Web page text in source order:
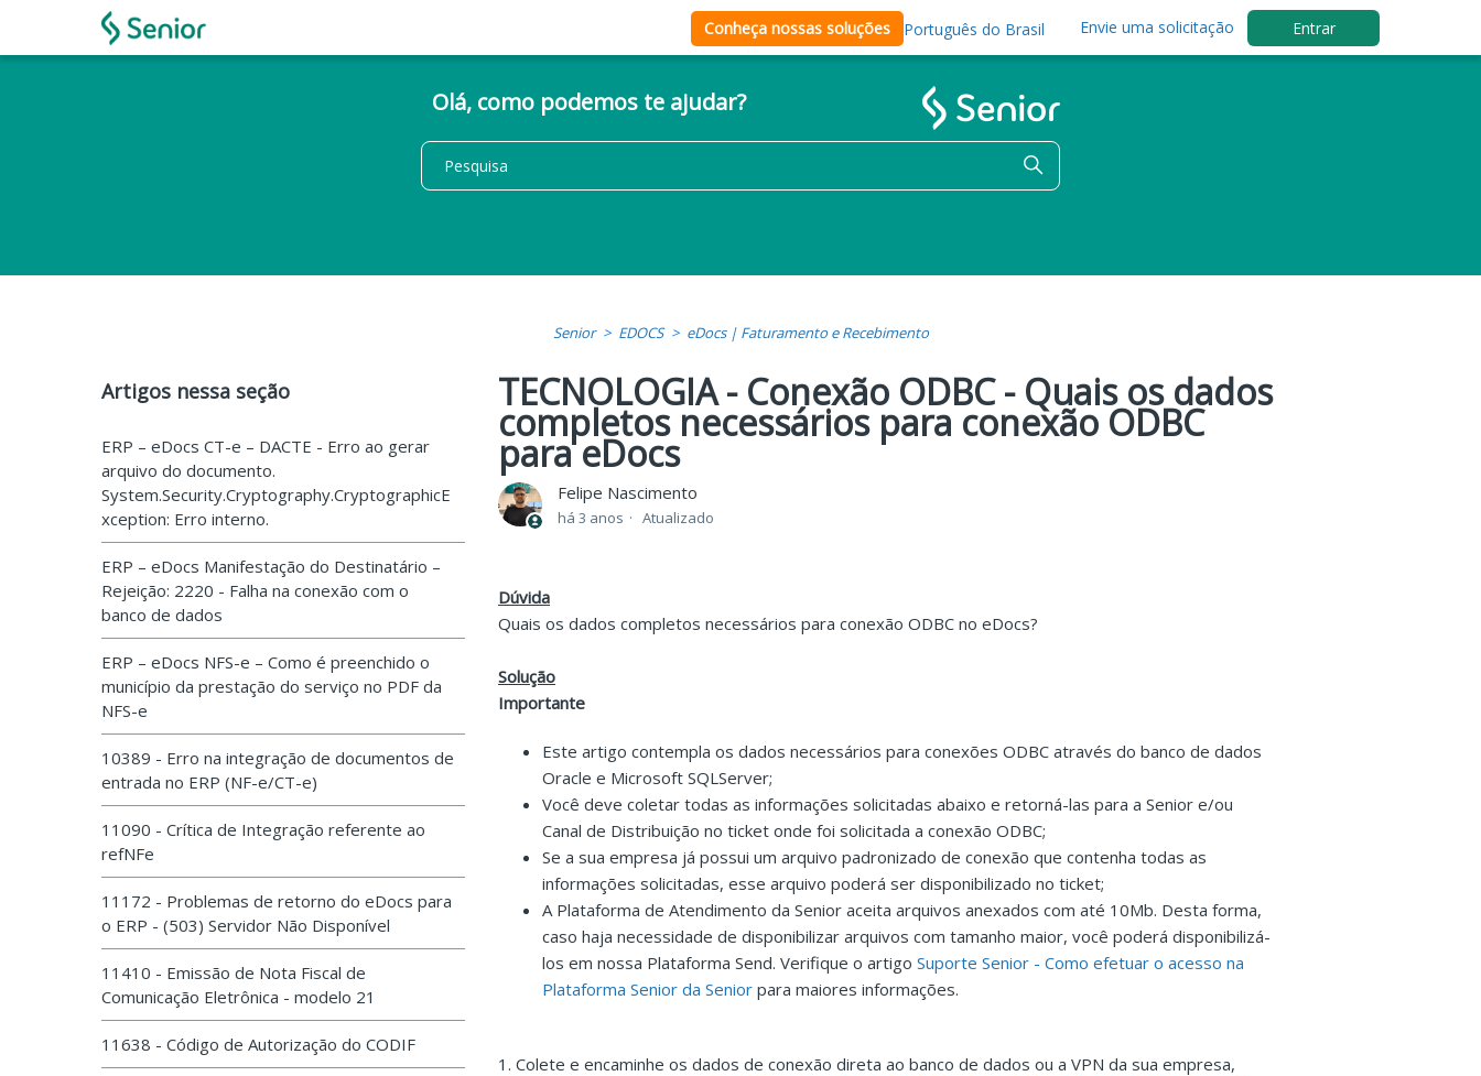
Conheça nossas soluções Português do Brasil Envie uma solicitação Entrar
Olá, como podemos te ajudar?
Senior EDOCS eDocs | Faturamento e Recebimento
Artigos nessa seção
ERP – eDocs CT-e – DACTE - Erro ao gerar
arquivo do documento.
System.Security.Cryptography.CryptographicE
xception: Erro interno.
ERP – eDocs Manifestação do Destinatário –
Rejeição: 2220 - Falha na conexão com o
banco de dados
ERP – eDocs NFS-e – Como é preenchido o
município da prestação do serviço no PDF da
NFS-e
10389 - Erro na integração de documentos de
entrada no ERP (NF-e/CT-e)
11090 - Crítica de Integração referente ao
refNFe
11172 - Problemas de retorno do eDocs para
o ERP - (503) Servidor Não Disponível
11410 - Emissão de Nota Fiscal de
Comunicação Eletrônica - modelo 21
11638 - Código de Autorização do CODIF
TECNOLOGIA - Conexão ODBC - Quais os dados
completos necessários para conexão ODBC
para eDocs
Felipe Nascimento
há 3 anos Atualizado
Dúvida
Quais os dados completos necessários para conexão ODBC no eDocs?
Solução
Importante
Este artigo contempla os dados necessários para conexões ODBC através do banco de dados
Oracle e Microsoft SQLServer;
Você deve coletar todas as informações solicitadas abaixo e retorná-las para a Senior e/ou
Canal de Distribuição no ticket onde foi solicitada a conexão ODBC;
Se a sua empresa já possui um arquivo padronizado de conexão que contenha todas as
informações solicitadas, esse arquivo poderá ser disponibilizado no ticket;
A Plataforma de Atendimento da Senior aceita arquivos anexados com até 10Mb. Desta forma,
caso haja necessidade de disponibilizar arquivos com tamanho maior, você poderá disponibilizá-
los em nossa Plataforma Send. Verifique o artigo Suporte Senior - Como efetuar o acesso na
Plataforma Senior da Senior para maiores informações.
1. Colete e encaminhe os dados de conexão direta ao banco de dados ou a VPN da sua empresa,